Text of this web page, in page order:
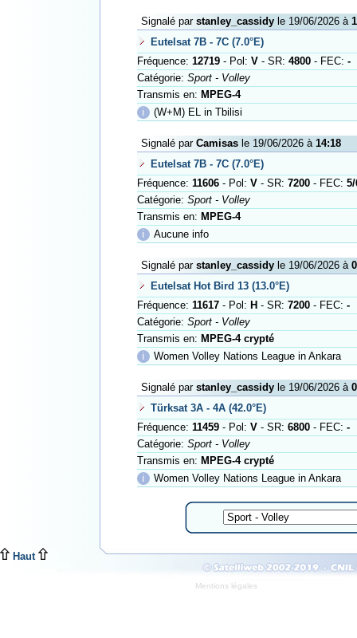
Signalé par stanley_cassidyle 19/06/2026 à
Eutelsat 7B - 7C (7.0°E)
Fréquence: 12719- Pol: V- SR: 4800- FEC: -
Catégorie: Sport - Volley
Transmis en: MPEG-4
ℹ
(W+M) EL in Tbilisi
Signalé par Camisasle 19/06/2026 à 14:18
Eutelsat 7B - 7C (7.0°E)
Fréquence: 11606- Pol: V- SR: 7200- FEC: 5/
Catégorie: Sport - Volley
Transmis en: MPEG-4
ℹ
Aucune info
Signalé par stanley_cassidyle 19/06/2026 à
Eutelsat Hot Bird 13 (13.0°E)
Fréquence: 11617- Pol: H - SR: 7200- FEC: -
Catégorie: Sport - Volley
Transmis en: MPEG-4 crypté
ℹ
Women Volley Nations League in Ankara
Signalé par stanley_cassidyle 19/06/2026 à
Türksat 3A - 4A (42.0°E)
Fréquence: 11459- Pol: V- SR: 6800- FEC: -
Catégorie: Sport - Volley
Transmis en: MPEG-4 crypté
ℹ
Women Volley Nations League in Ankara
Haut
Mentions légales